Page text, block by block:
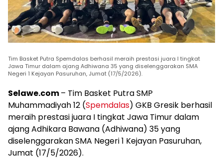
Tim Basket Putra Spemdalas berhasil meraih prestasi juara I tingkat
Jawa Timur dalam ajang Adhiwana 35 yang diselenggarakan SMA
Negeri 1 Kejayan Pasuruhan, Jumat (17/5/2026).
Selawe.com– Tim Basket Putra SMP
Muhammadiyah 12 (Spemdalas) GKB Gresik berhasil
meraih prestasi juara I tingkat Jawa Timur dalam
ajang Adhikara Bawana (Adhiwana) 35 yang
diselenggarakan SMA Negeri 1 Kejayan Pasuruhan,
Jumat (17/5/2026).